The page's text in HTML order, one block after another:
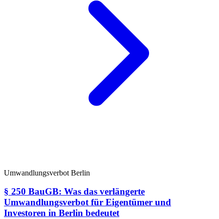
Umwandlungsverbot Berlin
§ 250 BauGB: Was das verlängerte
Umwandlungsverbot für Eigentümer und
Investoren in Berlin bedeutet